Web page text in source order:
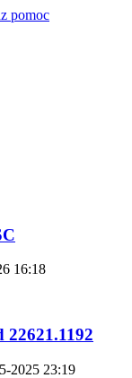
16:18
2025 23:19